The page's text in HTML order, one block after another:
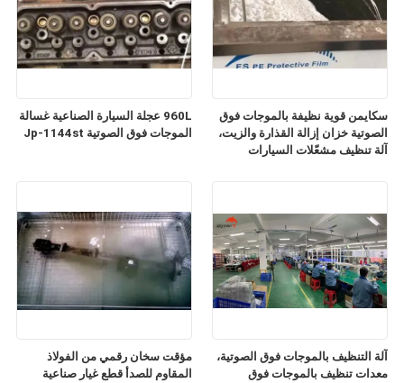
960L عجلة السيارة الصناعية غسالة
الموجات فوق الصوتية Jp-1144st
سكايمن قوية نظيفة بالموجات فوق
الصوتية خزان إزالة القذارة والزيت،
آلة تنظيف مشعّلات السيارات
مؤقت سخان رقمي من الفولاذ
المقاوم للصدأ قطع غيار صناعية
آلة التنظيف بالموجات فوق الصوتية،
معدات تنظيف بالموجات فوق